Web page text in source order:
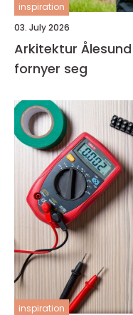
inspiration
03. July 2026
Arkitektur Ålesund jugendbyen som stadig
fornyer seg
inspiration